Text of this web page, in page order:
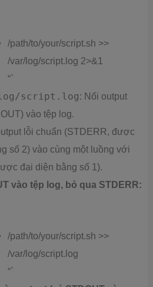
/path/to/your/script.sh >>
/var/log/script.log 2>&1
“`
script.log: Nối output
vào tệp log.
lỗi chuẩn (STDERR, được
số 2) vào cùng một luồng với
đại diện bằng số 1).
vào tệp log, bỏ qua STDERR:
/path/to/your/script.sh >>
/var/log/script.log
“`